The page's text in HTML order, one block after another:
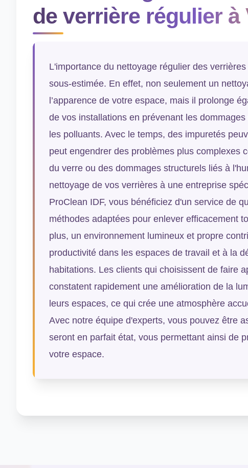
de verrière régulier à
L'importance du nettoyage régulier des
sous-estimée. En effet, non seulement un
l’apparence de votre espace, mais il prolonge
de vos installations en prévenant les
les polluants. Avec le temps, des impuretés
peut engendrer des problèmes plus complexes
du verre ou des dommages structurels liés à
nettoyage de vos verrières à une entreprise
ProClean IDF, vous bénéficiez d'un service de
méthodes adaptées pour enlever efficacement
plus, un environnement lumineux et propre
productivité dans les espaces de travail et à la
habitations. Les clients qui choisissent de faire
constatent rapidement une amélioration de la
leurs espaces, ce qui crée une atmosphère
Avec notre équipe d'experts, vous pouvez être
seront en parfait état, vous permettant ainsi de
votre espace.